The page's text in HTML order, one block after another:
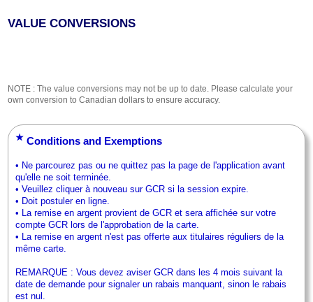
VALUE CONVERSIONS
NOTE : The value conversions may not be up to date. Please calculate your
own conversion to Canadian dollars to ensure accuracy.
★ Conditions and Exemptions
• Ne parcourez pas ou ne quittez pas la page de l'application avant
qu'elle ne soit terminée.
• Veuillez cliquer à nouveau sur GCR si la session expire.
• Doit postuler en ligne.
• La remise en argent provient de GCR et sera affichée sur votre
compte GCR lors de l'approbation de la carte.
• La remise en argent n'est pas offerte aux titulaires réguliers de la
même carte.
REMARQUE : Vous devez aviser GCR dans les 4 mois suivant la
date de demande pour signaler un rabais manquant, sinon le rabais
est nul.